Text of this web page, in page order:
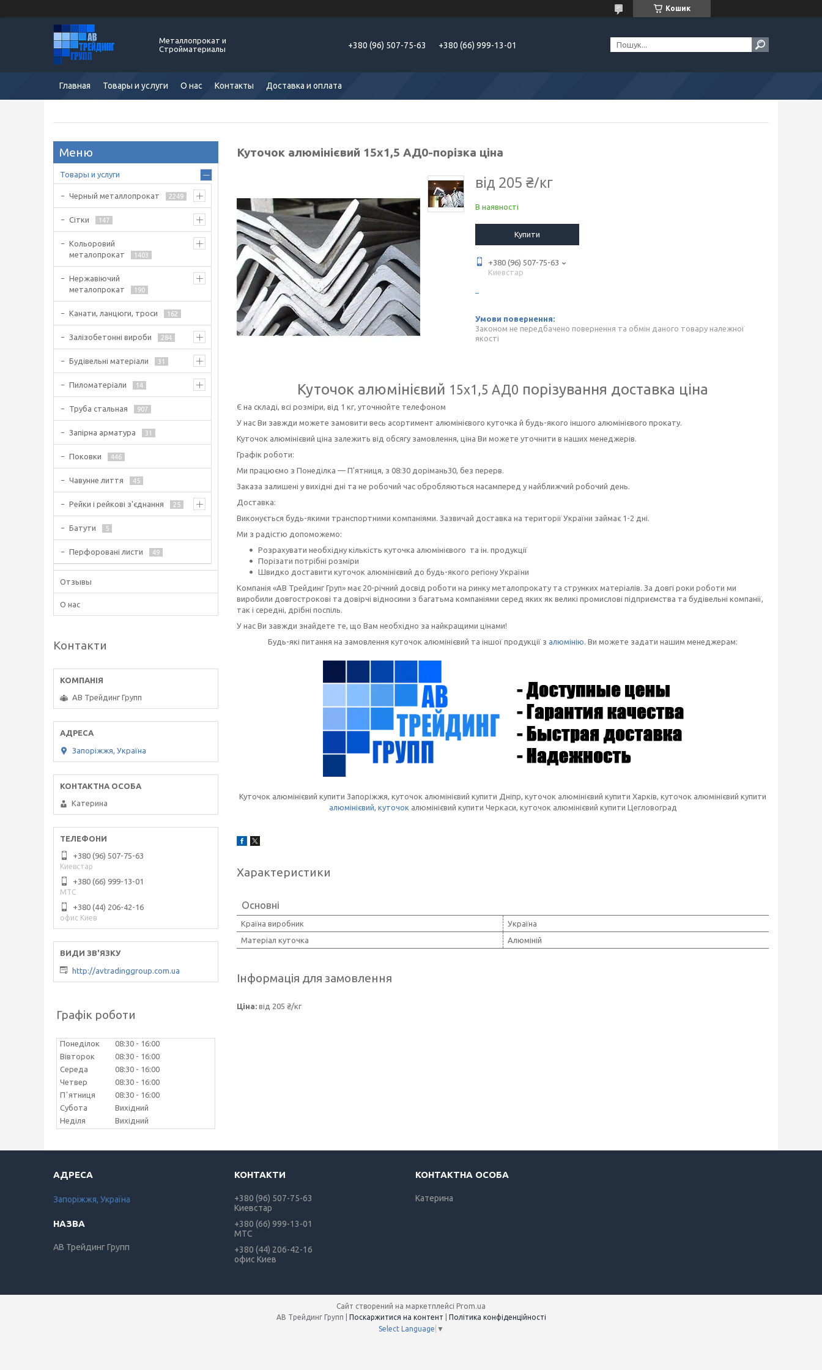
Кошик
Металлопрокат и
Стройматериалы
+380 (96) 507-75-63 +380 (66) 999-13-01
Главная Товары и услуги О нас Контакты Доставка и оплата
Куточок алюмінієвий 15х1,5 АД0-порізка ціна
від 205 ₴/кг
В наявності
Купити
+380 (96) 507-75-63
Киевстар
Законом не передбачено повернення та обмін даного товару належної
якості
Куточок алюмінієвий 15х1,5 АД0 порізування доставка ціна
Є на складі, всі розміри, від 1 кг, уточнюйте телефоном
У нас Ви завжди можете замовити весь асортимент алюмінієвого куточка й будь-якого іншого алюмінієвого прокату.
Куточок алюмінієвий ціна залежить від обсягу замовлення, ціна Ви можете уточнити в наших менеджерів.
Графік роботи:
Ми працюємо з Понеділка — П'ятниця, з 08:30 дорімань30, без перерв.
Заказа залишені у вихідні дні та не робочий час обробляються насамперед у найближчий робочий день.
Доставка:
Виконується будь-якими транспортними компаніями. Зазвичай доставка на території України займає 1-2 дні.
Ми з радістю допоможемо:
Розрахувати необхідну кількість куточка алюмінієвого та ін. продукції
Порізати потрібні розміри
Швидко доставити куточок алюмінієвий до будь-якого регіону України
Компанія «АВ Трейдинг Груп» має 20-річний досвід роботи на ринку металопрокату та струнких матеріалів. За довгі роки роботи ми
виробили довгострокові та довірчі відносини з багатьма компаніями серед яких як великі промислові підприємства та будівельні компанії,
так і середні, дрібні поспіль.
У нас Ви завжди знайдете те, що Вам необхідно за найкращими цінами!
Будь-які питання на замовлення куточок алюмінієвий та іншої продукції з алюмінію. Ви можете задати нашим менеджерам:
Куточок алюмінієвий купити Запоріжжя, куточок алюмінієвий купити Дніпр, куточок алюмінієвий купити Харків, куточок алюмінієвий купити
алюмінієвий, куточок алюмінієвий купити Черкаси, куточок алюмінієвий купити Цегловоград
Характеристики
Основні
Країна виробник
Україна
Матеріал куточка
Алюміній
Інформація для замовлення
Ціна: від 205 ₴/кг
Товары и услуги
Черный металлопрокат 2249
Сітки 147
Кольоровий
металопрокат
1403
Нержавіючий
металопрокат
190
Канати, ланцюги, троси 162
Залізобетонні вироби 284
Будівельні матеріали 31
Пиломатеріали 14
Труба стальная 907
Запірна арматура 31
Поковки 446
Чавунне лиття 45
Рейки і рейкові з'єднання 25
Батути 5
Перфоровані листи 49
Отзывы
О нас
Контакти
АВ Трейдинг Групп
Запоріжжя, Україна
Катерина
+380 (96) 507-75-63
Киевстар
+380 (66) 999-13-01
МТС
+380 (44) 206-42-16
офис Киев
http://avtradinggroup.com.ua
Графік роботи
Понеділок 08:30
16:00
Вівторок
08:30
16:00
Середа
08:30
16:00
Четвер
08:30
16:00
Пʼятниця
08:30
16:00
Субота
Вихідний
Неділя
Вихідний
Запоріжжя, Україна
АВ Трейдинг Групп
+380 (96) 507-75-63
Киевстар
+380 (66) 999-13-01
МТС
+380 (44) 206-42-16
офис Киев
Катерина
Сайт створений на маркетплейсі Prom.ua
Поскаржитися на контент
Політика конфіденційності
Select Language ▼